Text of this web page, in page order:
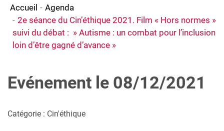
Accueil
Agenda
2e séance du Cin’éthique 2021. Film « Hors normes »
suivi du débat : » Autisme : un combat pour l’inclusion
loin d’être gagné d’avance »
Evénement le 08/12/2021
Catégorie : Cin'éthique